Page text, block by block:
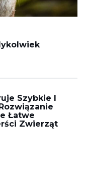
Szybkie I
Łatwe
Zwierząt